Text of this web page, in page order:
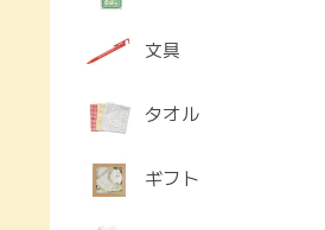
文具
タオル
ギフト